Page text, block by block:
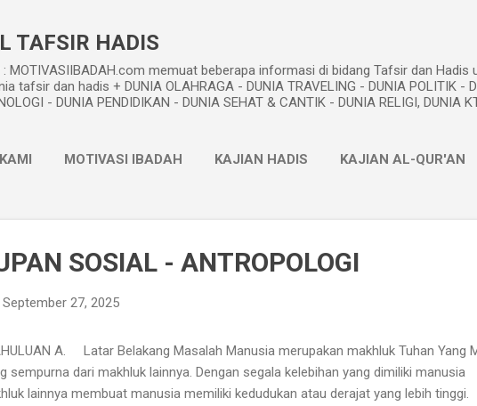
TAFSIR HADIS
: MOTIVASIIBADAH.com memuat beberapa informasi di bidang Tafsir dan Hadis
tafsir dan hadis + DUNIA OLAHRAGA - DUNIA TRAVELING - DUNIA POLITIK -
- DUNIA PENDIDIKAN - DUNIA SEHAT & CANTIK - DUNIA RELIGI, DUNIA
MOTIVASI IBADAH KAJIAN HADIS KAJIAN AL-QUR'AN
SOSIAL - ANTROPOLOGI
September 27, 2025
A. Latar Belakang Masalah Manusia merupakan makhluk Tuhan Yang
sempurna dari makhluk lainnya. Dengan segala kelebihan yang dimiliki manusia
lainnya membuat manusia memiliki kedudukan atau derajat yang lebih tinggi.